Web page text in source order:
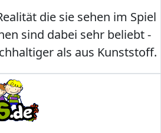
die sie sehen im Spiel
sind dabei sehr beliebt -
als aus Kunststoff.